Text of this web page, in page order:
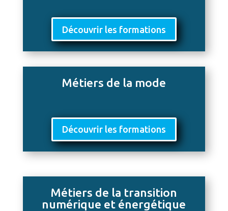
Découvrir les formations
Métiers de la mode
Découvrir les formations
Métiers de la transition
numérique et énergétique